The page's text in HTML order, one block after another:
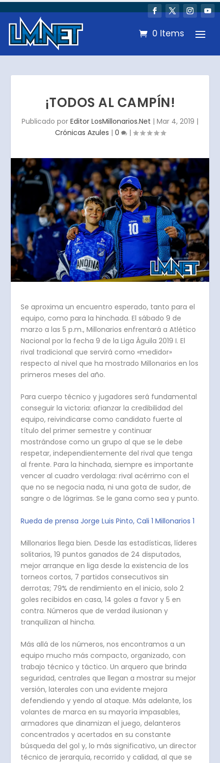
0 Items
¡TODOS AL CAMPÍN!
Publicado por Editor LosMillonarios.Net | Mar 4, 2019 |
Crónicas Azules | 0 |
Se aproxima un encuentro esperado, tanto para el
equipo, como para la hinchada. El sábado 9 de
marzo a las 5 p.m., Millonarios enfrentará a Atlético
Nacional por la fecha 9 de la Liga Águila 2019 I. El
rival tradicional que servirá como «medidor»
respecto al nivel que ha mostrado Millonarios en los
primeros meses del año.
Para cuerpo técnico y jugadores será fundamental
conseguir la victoria: afianzar la credibilidad del
equipo, reivindicarse como candidato fuerte al
título del primer semestre y continuar
mostrándose como un grupo al que se le debe
respetar, independientemente del rival que tenga
al frente. Para la hinchada, siempre es importante
vencer al cuadro verdolaga: rival acérrimo con el
que no se negocia nada, ni una gota de sudor, de
sangre o de lágrimas. Se le gana como sea y punto.
Rueda de prensa Jorge Luis Pinto, Cali 1 Millonarios 1
Millonarios llega bien. Desde las estadísticas, líderes
solitarios, 19 puntos ganados de 24 disputados,
mejor arranque en liga desde la existencia de los
torneos cortos, 7 partidos consecutivos sin
derrotas; 79% de rendimiento en el inicio, solo 2
goles recibidos en casa, 14 goles a favor y 5 en
contra. Números que de verdad ilusionan y
tranquilizan al hincha.
Más allá de los números, nos encontramos a un
equipo mucho más compacto, organizado, con
trabajo técnico y táctico. Un arquero que brinda
seguridad, centrales que llegan a mostrar su mejor
versión, laterales con una evidente mejora
defendiendo y yendo al ataque. Más adelante, los
volantes de marca en su mayoría impasables,
armadores que dinamizan el juego, delanteros
concentrados y acertados en su constante
búsqueda del gol y, lo más significativo, un director
técnico de jerarquía, recorrido y calidad, al que se